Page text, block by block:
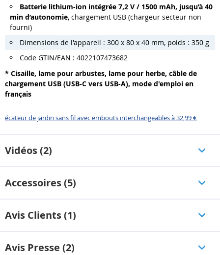
Batterie lithium-ion intégrée 7,2 V / 1500 mAh, jusqu’à 40
min d’autonomie, chargement USB (chargeur secteur non
fourni)
Dimensions de l'appareil : 300 x 80 x 40 mm, poids : 350 g
Code GTIN/EAN : 4022107473682
* Cisaille, lame pour arbustes, lame pour herbe, câble de
chargement USB (USB-C vers USB-A), mode d'emploi en
français
écateur de jardin sans fil avec embouts interchangeables à 32,99 €
Vidéos (2)
Accessoires (5)
Avis Clients (1)
Avis Presse (2)